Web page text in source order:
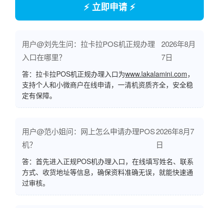
⚡ 立即申请 ⚡
用户@刘先生问：拉卡拉POS机正规办理
入口在哪里？
2026年8月
7日
答：拉卡拉POS机正规办理入口为www.lakalamini.com，
支持个人和小微商户在线申请，一清机资质齐全，安全稳
定有保障。
用户@范小姐问：网上怎么申请办理POS
机？
2026年8月7
日
答：首先进入正规POS机办理入口，在线填写姓名、联系
方式、收货地址等信息，确保资料准确无误，就能快速通
过审核。